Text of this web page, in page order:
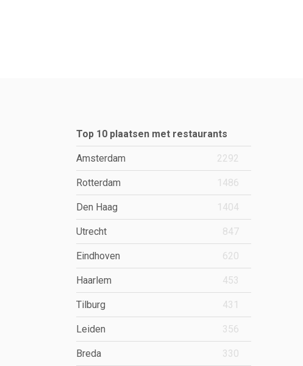
Top 10 plaatsen met restaurants
Amsterdam 2292
Rotterdam 1486
Den Haag 1404
Utrecht 847
Eindhoven 620
Haarlem 453
Tilburg 431
Leiden 356
Breda 330